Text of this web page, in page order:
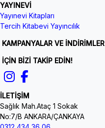
YAYINEVİ
Yayınevi Kitapları
Tercih Kitabevi Yayıncılık
KAMPANYALAR VE İNDİRİMLER
İÇİN BİZİ TAKİP EDİN!
İLETİŞİM
Sağlık Mah.Ataç 1 Sokak
No:7/B ANKARA/ÇANKAYA